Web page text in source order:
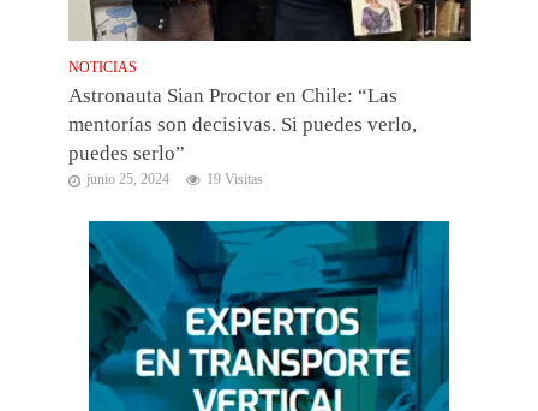
NOTICIAS
Astronauta Sian Proctor en Chile: “Las
mentorías son decisivas. Si puedes verlo,
puedes serlo”
junio 25, 2024 19 Visitas